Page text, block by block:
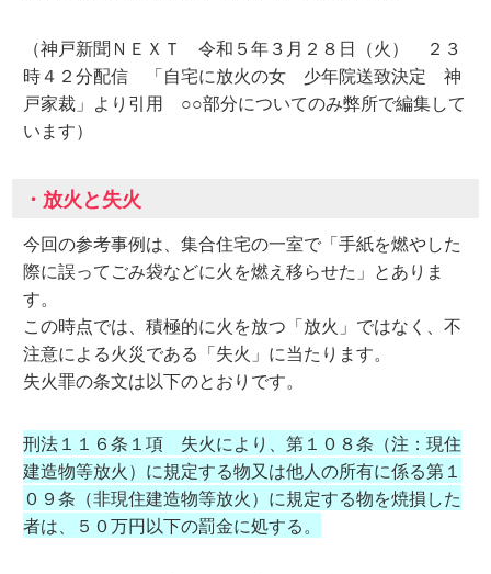
（神戸新聞ＮＥＸＴ 令和５年３月２８日（火） ２３
時４２分配信 「自宅に放火の女 少年院送致決定 神
戸家裁」より引用 ○○部分についてのみ弊所で編集して
います）
・放火と失火
今回の参考事例は、集合住宅の一室で「手紙を燃やした
際に誤ってごみ袋などに火を燃え移らせた」とありま
す。
この時点では、積極的に火を放つ「放火」ではなく、不
注意による火災である「失火」に当たります。
失火罪の条文は以下のとおりです。
刑法１１６条１項 失火により、第１０８条（注：現住
建造物等放火）に規定する物又は他人の所有に係る第１
０９条（非現住建造物等放火）に規定する物を焼損した
者は、５０万円以下の罰金に処する。